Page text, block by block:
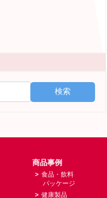
検索
商品事例
> 食品・飲料
パッケージ
> 健康製品